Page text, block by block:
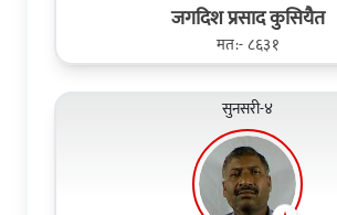
जगदिश प्रसाद कुसियैत
मत:- ८६३१
सुनसरी-४